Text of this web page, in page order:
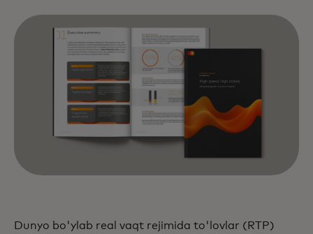
Dunyo bo'ylab real vaqt rejimida to'lovlar (RTP)